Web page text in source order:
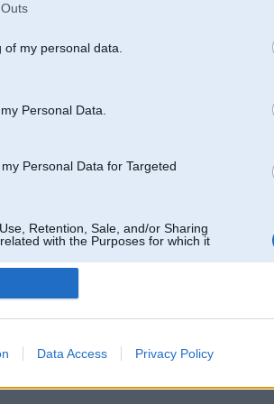
of my personal data.
Personal Data.
Personal Data for Targeted
Retention, Sale, and/or Sharing
with the Purposes for which it
Data Access Privacy Policy